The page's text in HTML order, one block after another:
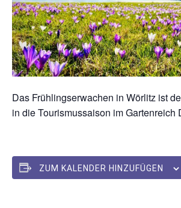
Das Frühlingserwachen in Wörlitz ist
in die Tourismussaison im Gartenreich
ZUM KALENDER HINZUFÜGEN